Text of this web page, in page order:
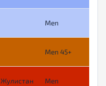
Men
Men 45+
Жулистан Men